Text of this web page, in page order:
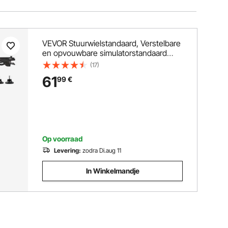
VEVOR Stuurwielstandaard, Verstelbare
en opvouwbare simulatorstandaard
voor Logitech G29 G27 G920 G923,
TS-PC TSXW Gaming Cockpit,
(17)
6199€
Op voorraad
Levering: zodra Di.aug 11
In Winkelmandje